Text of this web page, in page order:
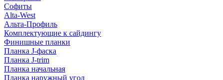
Софиты
Alta-West
Альта-Профиль
Комплектующие к сайдингу
Финишные планки
Планка J-фаска
Планка J-trim
Планка начальная
Планка наружный угол